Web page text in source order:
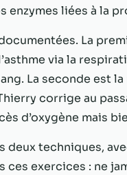
enzymes liées à la
La
via la
La seconde est
corrige au
d’oxygène mais
deux techniques,
exercices : ne